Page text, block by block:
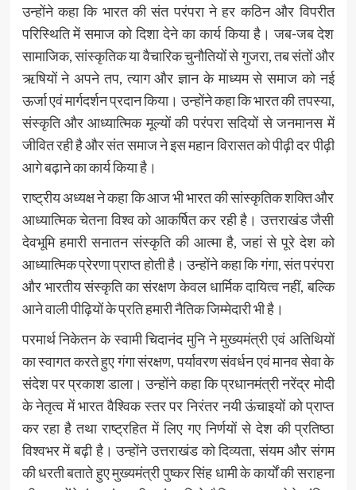
उन्होंने कहा कि भारत की संत परंपरा ने हर कठिन और विपरीत
परिस्थिति में समाज को दिशा देने का कार्य किया है। जब-जब देश
सामाजिक, सांस्कृतिक या वैचारिक चुनौतियों से गुजरा, तब संतों और
ऋषियों ने अपने तप, त्याग और ज्ञान के माध्यम से समाज को नई
ऊर्जा एवं मार्गदर्शन प्रदान किया। उन्होंने कहा कि भारत की तपस्या,
संस्कृति और आध्यात्मिक मूल्यों की परंपरा सदियों से जनमानस में
जीवित रही है और संत समाज ने इस महान विरासत को पीढ़ी दर पीढ़ी
आगे बढ़ाने का कार्य किया है।
राष्ट्रीय अध्यक्ष ने कहा कि आज भी भारत की सांस्कृतिक शक्ति और
आध्यात्मिक चेतना विश्व को आकर्षित कर रही है। उत्तराखंड जैसी
देवभूमि हमारी सनातन संस्कृति की आत्मा है, जहां से पूरे देश को
आध्यात्मिक प्रेरणा प्राप्त होती है। उन्होंने कहा कि गंगा, संत परंपरा
और भारतीय संस्कृति का संरक्षण केवल धार्मिक दायित्व नहीं, बल्कि
आने वाली पीढ़ियों के प्रति हमारी नैतिक जिम्मेदारी भी है।
परमार्थ निकेतन के स्वामी चिदानंद मुनि ने मुख्यमंत्री एवं अतिथियों
का स्वागत करते हुए गंगा संरक्षण, पर्यावरण संवर्धन एवं मानव सेवा के
संदेश पर प्रकाश डाला। उन्होंने कहा कि प्रधानमंत्री नरेंद्र मोदी
के नेतृत्व में भारत वैश्विक स्तर पर निरंतर नयी ऊंचाइयों को प्राप्त
कर रहा है तथा राष्ट्रहित में लिए गए निर्णयों से देश की प्रतिष्ठा
विश्वभर में बढ़ी है। उन्होंने उत्तराखंड को दिव्यता, संयम और संगम
की धरती बताते हुए मुख्यमंत्री पुष्कर सिंह धामी के कार्यों की सराहना